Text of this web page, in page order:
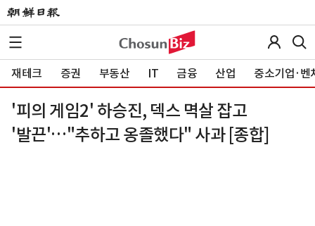
재테크 증권 부동산 IT 금융 산업 중소기업·벤
'피의 게임2' 하승진, 덱스 멱살 잡고
'발끈'…"추하고 옹졸했다" 사과 [종합]